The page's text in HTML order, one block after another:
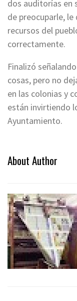
dos auditorías en
de preocuparle,
recursos del
correctamente.
Finalizó
cosas, pero no
en las colonias y
están invirtiendo
Ayuntamiento.
About Author